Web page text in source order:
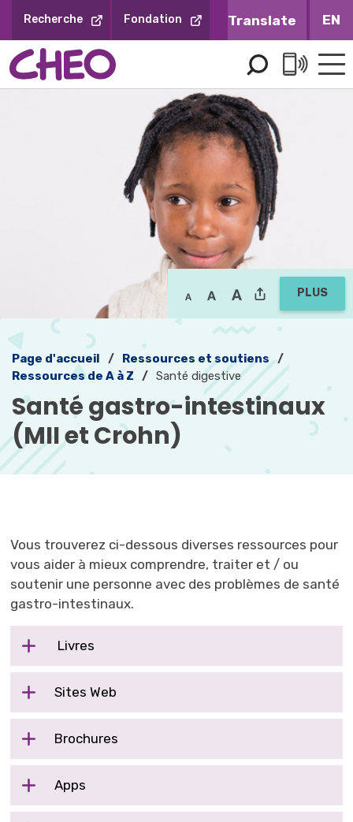
contenu
Recherche Fondation EN
PLUS
Page d'accueil
Ressources et soutiens
Ressources de A à Z
Santé digestive
Santé gastro-intestinaux
(MII et Crohn)
Vous trouverez ci-dessous diverses ressources pour
vous aider à mieux comprendre, traiter et / ou
soutenir une personne avec des problèmes de santé
gastro-intestinaux.
Livres
Sites Web
Brochures
Apps